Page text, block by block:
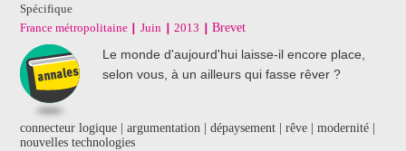
Spécifique
France métropolitaine
Juin 2013 Brevet
Le monde d'aujourd'hui laisse-il encore place,
selon vous, à un ailleurs qui fasse rêver ?
connecteur logique | argumentation | dépaysement | rêve | modernité |
nouvelles technologies